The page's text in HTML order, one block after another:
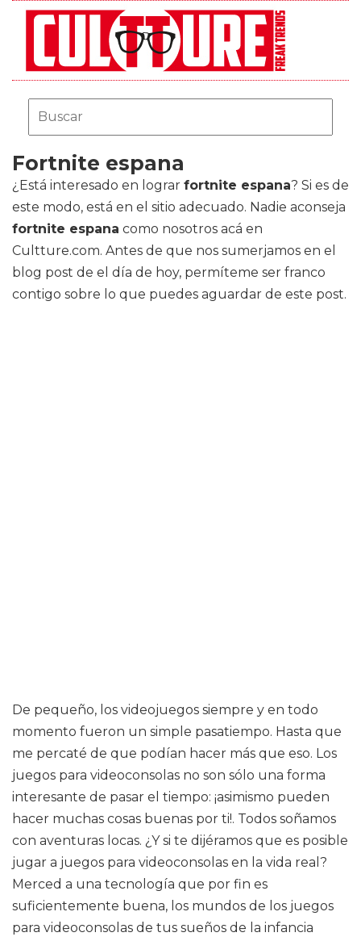
Fortnite espana
¿Está interesado en lograr fortnite espana? Si es de
este modo, está en el sitio adecuado. Nadie aconseja
fortnite espana como nosotros acá en
Cultture.com. Antes de que nos sumerjamos en el
blog post de el día de hoy, permíteme ser franco
contigo sobre lo que puedes aguardar de este post.
De pequeño, los videojuegos siempre y en todo
momento fueron un simple pasatiempo. Hasta que
me percaté de que podían hacer más que eso. Los
juegos para videoconsolas no son sólo una forma
interesante de pasar el tiempo: ¡asimismo pueden
hacer muchas cosas buenas por ti!. Todos soñamos
con aventuras locas. ¿Y si te dijéramos que es posible
jugar a juegos para videoconsolas en la vida real?
Merced a una tecnología que por fin es
suficientemente buena, los mundos de los juegos
para videoconsolas de tus sueños de la infancia